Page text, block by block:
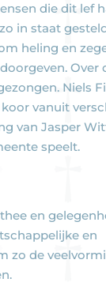
die dit lef
in staat
heling en
Over
Niels
vanuit
van Jasper
speelt.
en
en
zo de